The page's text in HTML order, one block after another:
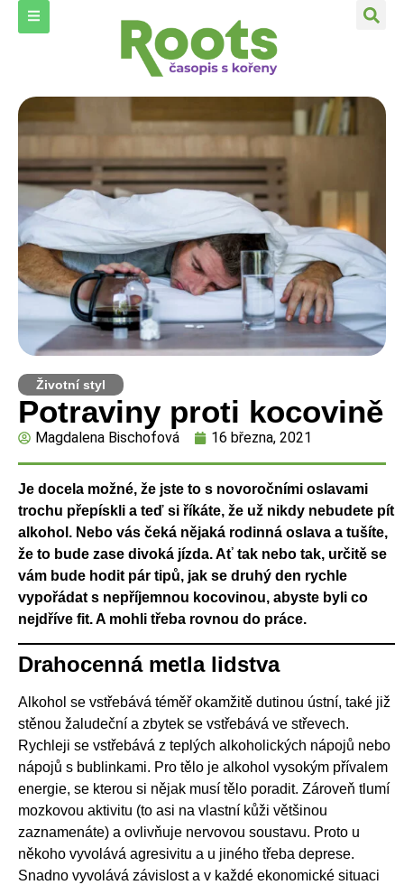
Životní styl
Potraviny proti kocovině
Magdalena Bischofová 16 března, 2021
Je docela možné, že jste to s novoročními oslavami
trochu přepískli a teď si říkáte, že už nikdy nebudete pít
alkohol. Nebo vás čeká nějaká rodinná oslava a tušíte,
že to bude zase divoká jízda. Ať tak nebo tak, určitě se
vám bude hodit pár tipů, jak se druhý den rychle
vypořádat s nepříjemnou kocovinou, abyste byli co
nejdříve fit. A mohli třeba rovnou do práce.
Drahocenná metla lidstva
Alkohol se vstřebává téměř okamžitě dutinou ústní, také již
stěnou žaludeční a zbytek se vstřebává ve střevech.
Rychleji se vstřebává z teplých alkoholických nápojů nebo
nápojů s bublinkami. Pro tělo je alkohol vysokým přívalem
energie, se kterou si nějak musí tělo poradit. Zároveň tlumí
mozkovou aktivitu (to asi na vlastní kůži většinou
zaznamenáte) a ovlivňuje nervovou soustavu. Proto u
někoho vyvolává agresivitu a u jiného třeba deprese.
Snadno vyvolává závislost a v každé ekonomické situaci